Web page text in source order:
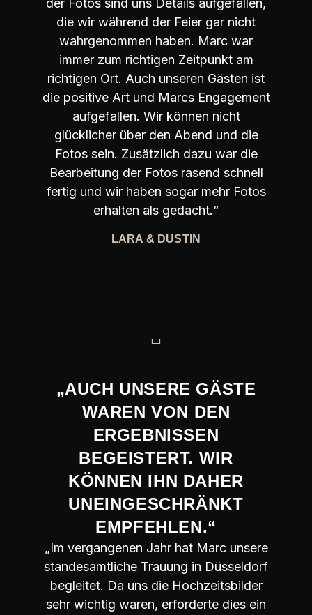
der Fotos sind uns Details aufgefallen,
die wir während der Feier gar nicht
wahrgenommen haben. Marc war
immer zum richtigen Zeitpunkt am
richtigen Ort. Auch unseren Gästen ist
die positive Art und Marcs Engagement
aufgefallen. Wir können nicht
glücklicher über den Abend und die
Fotos sein. Zusätzlich dazu war die
Bearbeitung der Fotos rasend schnell
fertig und wir haben sogar mehr Fotos
erhalten als gedacht.“
LARA & DUSTIN
„AUCH UNSERE GÄSTE
WAREN VON DEN
ERGEBNISSEN
BEGEISTERT. WIR
KÖNNEN IHN DAHER
UNEINGESCHRÄNKT
EMPFEHLEN.“
„Im vergangenen Jahr hat Marc unsere
standesamtliche Trauung in Düsseldorf
begleitet. Da uns die Hochzeitsbilder
sehr wichtig waren, erforderte dies ein